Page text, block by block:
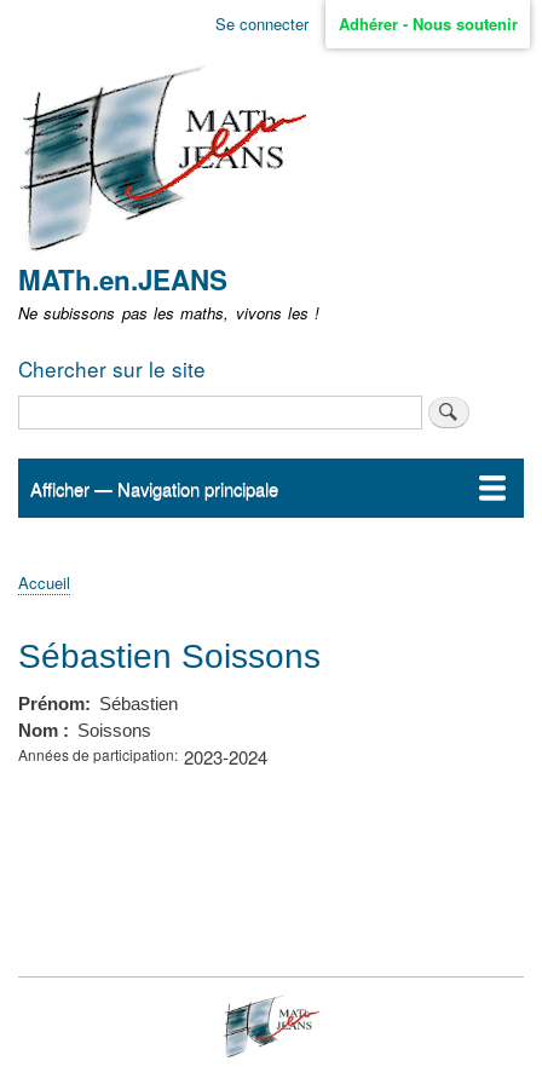
Aller
non
identifié
Se connecter Adhérer - Nous soutenir
MATh.en.JEANS
Ne subissons pas les maths, vivons les !
Chercher sur le site
Navigation
Afficher — Navigation principale
Accueil
ActualitésMATh.en.JEANS ?
Régions et Ateliers
Créer, gérer un atelier
Sujets/Publications
Congrès
d'Ariane
Accueil
Sébastien Soissons
Prénom
Sébastien
Nom
Soissons
Années de participation 2023-2024